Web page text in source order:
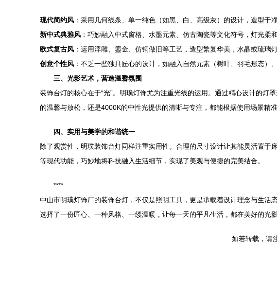
现代简约风 ：采用几何线条、单一纯色（如黑、白、高级灰）的设计，造型
新中式典雅风 ：巧妙融入中式窗格、水墨元素、仿古陶瓷等文化符号，灯光柔
欧式复古风 ：运用浮雕、鎏金、仿铜做旧等工艺，造型繁复华美，水晶或琉璃
创意个性风 ：不乏一些独具匠心的设计，如融入自然元素（树叶、羽毛形态）
三、光影艺术，营造温馨氛围
装饰台灯的核心在于“光”。明璞灯饰尤为注重光线的运用。通过精心设计的
的温馨与放松，还是4000K的中性光提供的清晰与专注，都能根据使用场景精
四、实用与美学的和谐统一
除了观赏性，明璞装饰台灯同样注重实用性。合理的尺寸设计让其能灵活置
等现代功能，巧妙地将科技融入生活细节，实现了美观与便捷的完美结合。
****
中山市明璞灯饰厂的装饰台灯，不仅是照明工具，更是承载着设计理念与生
选择了一份匠心、一种风格、一缕温暖，让每一天的平凡生活，都在美好的光影
如若转载，请